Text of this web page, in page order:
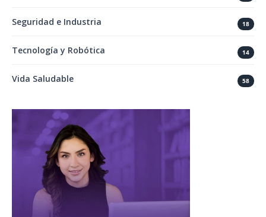
Seguridad e Industria 18
Tecnología y Robótica 14
Vida Saludable 58